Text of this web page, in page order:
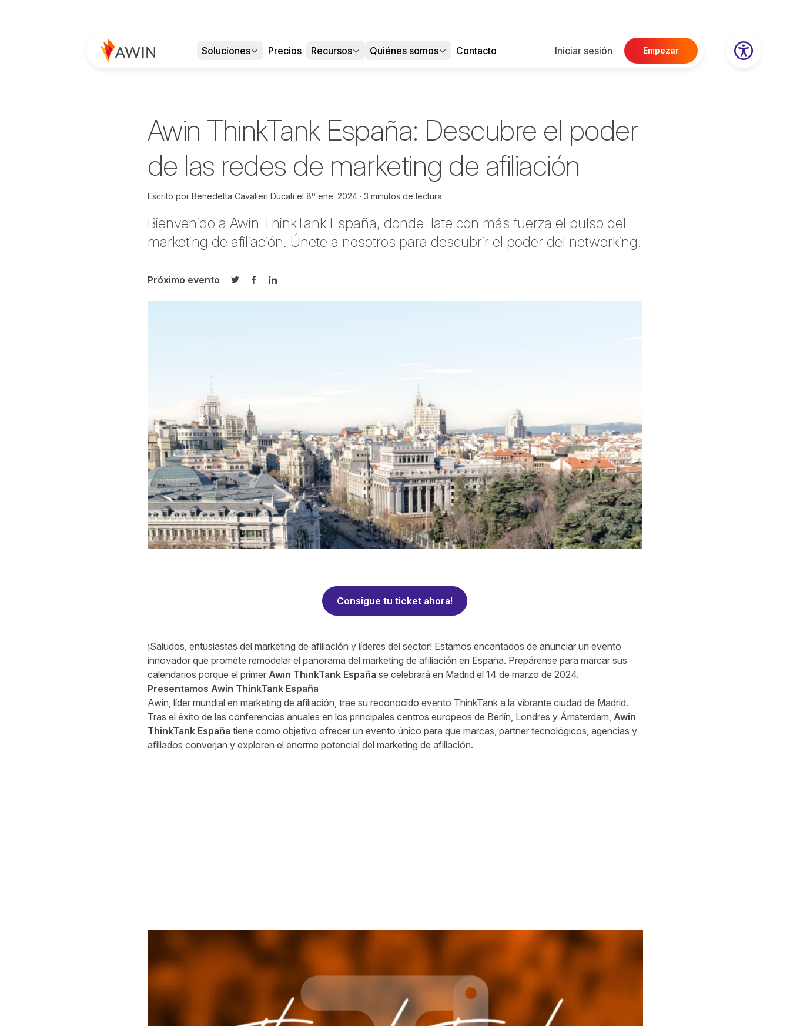
Soluciones Precios Recursos Quiénes somos Contacto Iniciar sesión Empezar
Awin ThinkTank España: Descubre el poder
de las redes de marketing de afiliación
Escrito por Benedetta Cavalieri Ducati el 8º ene. 2024 3 minutos de lectura
Bienvenido a Awin ThinkTank España, donde late con más fuerza el pulso del
marketing de afiliación. Únete a nosotros para descubrir el poder del networking.
Próximo evento
Compartir en Twitter
Compartir en Facebook
Compartir en LinkedIn
Consigue tu ticket ahora!
¡Saludos, entusiastas del marketing de afiliación y líderes del sector! Estamos encantados de anunciar un evento
innovador que promete remodelar el panorama del marketing de afiliación en España. Prepárense para marcar sus
calendarios porque el primer Awin ThinkTankEspaña se celebrará en Madrid el 14 de marzo de 2024.
Presentamos Awin ThinkTank España
Awin, líder mundial en marketing de afiliación, trae su reconocido evento ThinkTank a la vibrante ciudad de Madrid.
Tras el éxito de las conferencias anuales en los principales centros europeos de Berlín, Londres y Ámsterdam, Awin
ThinkTank España tiene como objetivo ofrecer un evento único para que marcas, partner tecnológicos, agencias y
afiliados converjan y exploren el enorme potencial del marketing de afiliación.